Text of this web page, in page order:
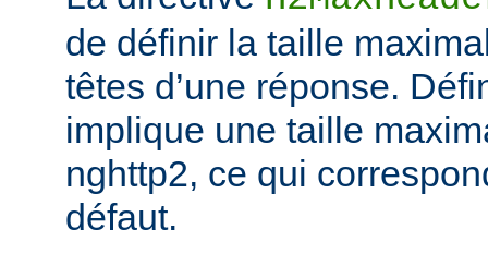
de définir la taille
têtes d’une réponse.
implique une taille
nghttp2, ce qui
défaut.